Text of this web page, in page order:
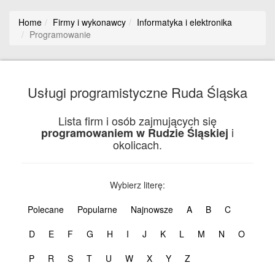
Home Firmy i wykonawcy
Informatyka i elektronika
Programowanie
Usługi programistyczne Ruda Śląska
Lista firm i osób zajmujących się
programowaniem w Rudzie Śląskiej i
okolicach.
Wybierz literę:
Polecane
Popularne Najnowsze A B
C
D
E F G H I J K L M N
O
P
R S T U W X Y Z